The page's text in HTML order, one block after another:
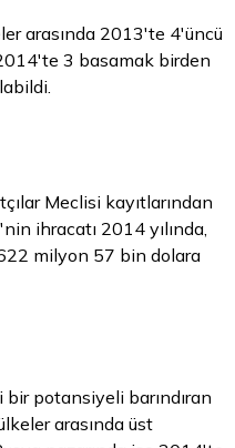
arasında 2013'te 4'üncü
3 basamak birden
Meclisi kayıtlarından
ihracatı 2014 yılında,
milyon 57 bin dolara
bir potansiyeli barındıran
arasında üst